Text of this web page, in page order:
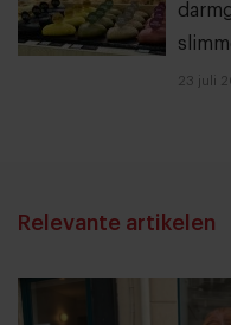
23 juli
Relevante artikelen